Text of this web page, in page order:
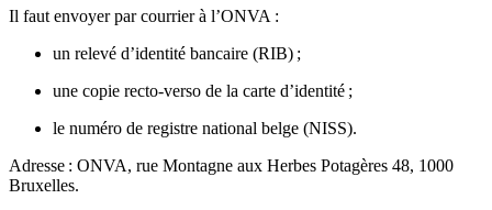
Il faut envoyer par courrier à l’ONVA :
un relevé d’identité bancaire (RIB) ;
une copie recto-verso de la carte d’identité ;
le numéro de registre national belge (NISS).
Adresse : ONVA, rue Montagne aux Herbes Potagères 48, 1000
Bruxelles.